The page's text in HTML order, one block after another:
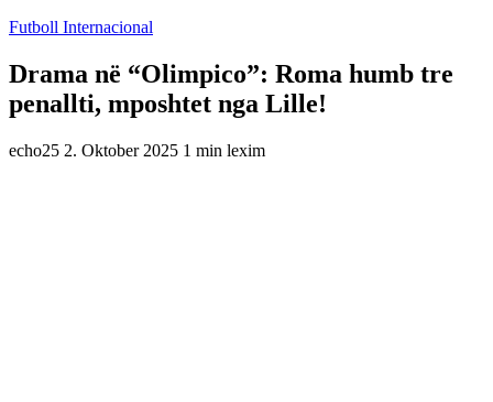
Futboll Internacional
Drama në “Olimpico”: Roma humb tre
penallti, mposhtet nga Lille!
echo25 2. Oktober 2025 1 min lexim